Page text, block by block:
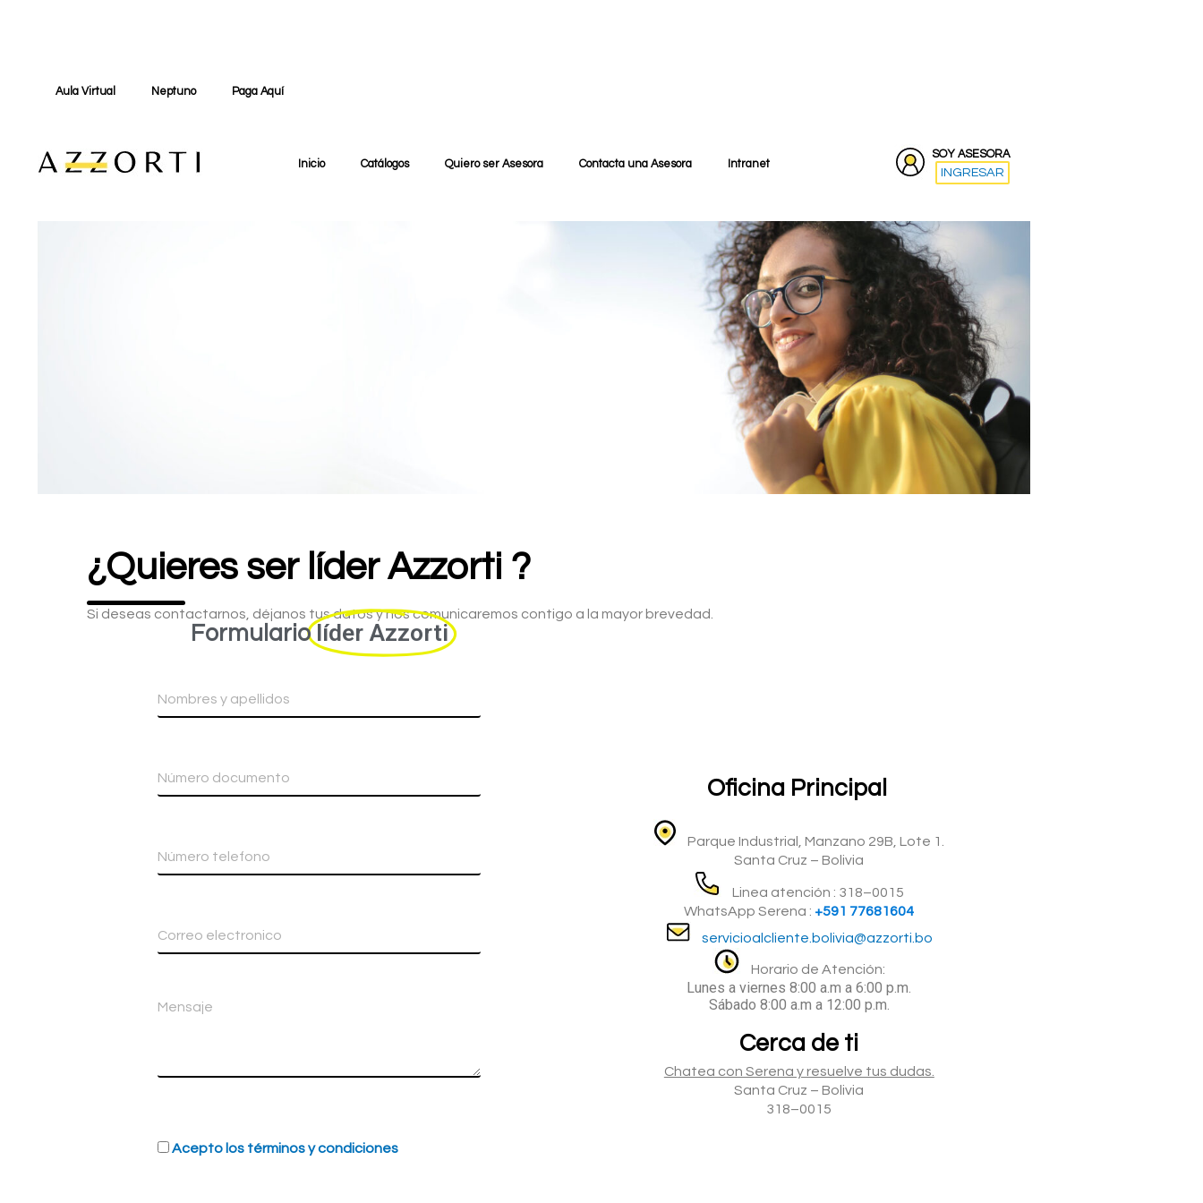
Aula Virtual Neptuno Paga Aquí
Inicio Catálogos Quiero ser Asesora Contacta una Asesora Intranet
SOY ASESORA
INGRESAR
¿Quieres ser líder Azzorti ?
Si deseas contactarnos, déjanos tus datos y nos comunicaremos contigo a la mayor brevedad.
Formulario líder Azzorti
Acepto los términos y condiciones
Oficina Principal
Parque Industrial, Manzano 29B, Lote 1.
Santa Cruz – Bolivia
Linea atención : 318–0015
WhatsApp Serena : +591 77681604
servicioalcliente.bolivia@azzorti.bo
Horario de Atención:
Lunes a viernes 8:00 a.m a 6:00 p.m.
Sábado 8:00 a.m a 12:00 p.m.
Cerca de ti
Chatea con Serena y resuelve tus dudas.
Santa Cruz – Bolivia
318–0015